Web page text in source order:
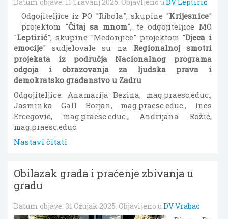
Odgojiteljice iz PO "Ribola", skupine "Krijesnice"
projektom "Čitaj sa mnom", te odgojiteljice MO
"Leptirić", skupine "Medonjice" projektom "Djeca i
emocije" sudjelovale su na Regionalnoj smotri
projekata iz područja Nacionalnog programa
odgoja i obrazovanja za ljudska prava i
demokratsko građanstvo u Zadru.
Odgojiteljice: Anamarija Bezina, mag.praesc.educ.,
Jasminka Gall Borjan, mag.praesc.educ., Ines
Ercegović, mag.praesc.educ., Andrijana Rožić,
mag.praesc.educ.
Nastavi čitati
Obilazak grada i praćenje zbivanja u
gradu
Datum objave: 31 Ožujak 2025. Objavljeno uDV Vrabac